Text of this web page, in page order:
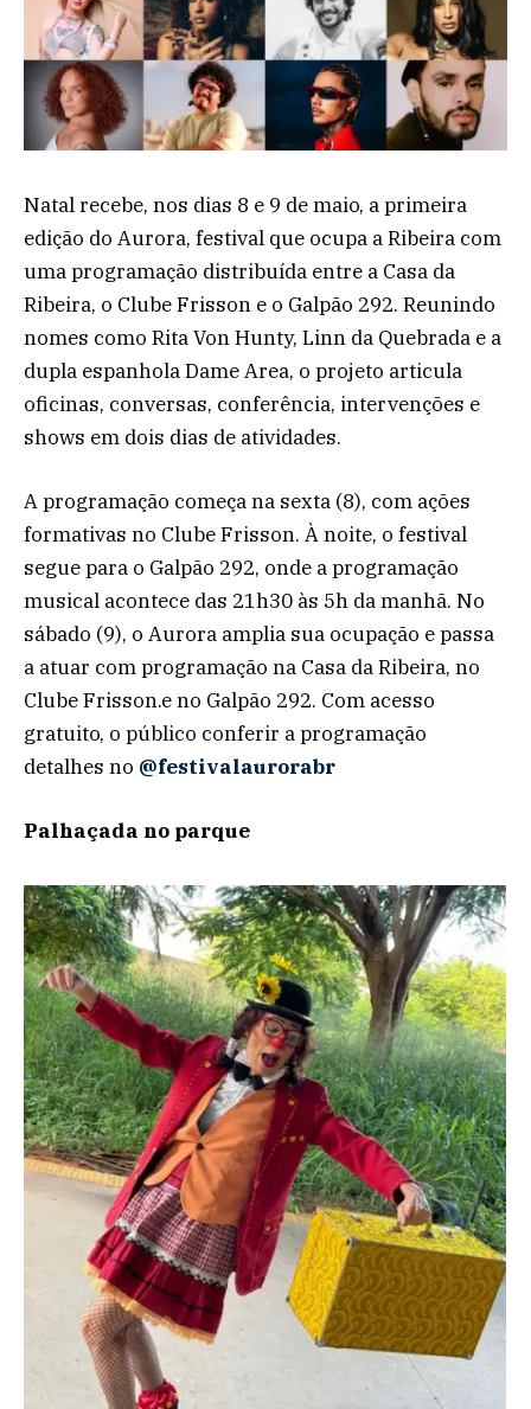
Natal recebe, nos dias 8 e 9 de maio, a primeira
edição do Aurora, festival que ocupa a Ribeira com
uma programação distribuída entre a Casa da
Ribeira, o Clube Frisson e o Galpão 292. Reunindo
nomes como Rita Von Hunty, Linn da Quebrada e a
dupla espanhola Dame Area, o projeto articula
oficinas, conversas, conferência, intervenções e
shows em dois dias de atividades.
A programação começa na sexta (8), com ações
formativas no Clube Frisson. À noite, o festival
segue para o Galpão 292, onde a programação
musical acontece das 21h30 às 5h da manhã. No
sábado (9), o Aurora amplia sua ocupação e passa
a atuar com programação na Casa da Ribeira, no
Clube Frisson.e no Galpão 292. Com acesso
gratuito, o público conferir a programação
detalhes no @festivalaurorabr
Palhaçada no parque